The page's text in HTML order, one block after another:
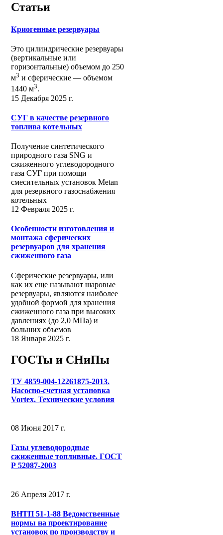
Статьи
Криогенные резервуары
Это цилиндрические резервуары
(вертикальные или
горизонтальные) объемом до 250
м3 и сферические ― объемом
1440 м3.
15 Декабря 2025 г.
СУГ в качестве резервного
топлива котельных
Получение синтетического
природного газа SNG и
сжиженного углеводородного
газа СУГ при помощи
смесительных установок Metan
для резервного газоснабжения
котельных
12 Февраля 2025 г.
Особенности изготовления и
монтажа сферических
резервуаров для хранения
сжиженного газа
Сферические резервуары, или
как их еще называют шаровые
резервуары, являются наиболее
удобной формой для хранения
сжиженного газа при высоких
давлениях (до 2,0 МПа) и
больших объемов
18 Января 2025 г.
ГОСТы и СНиПы
ТУ 4859-004-12261875-2013.
Насосно-счетная установка
Vortex. Технические условия
08 Июня 2017 г.
Газы углеводородные
сжиженные топливные. ГОСТ
Р 52087-2003
26 Апреля 2017 г.
ВНТП 51-1-88 Ведомственные
нормы на проектирование
установок по производству и